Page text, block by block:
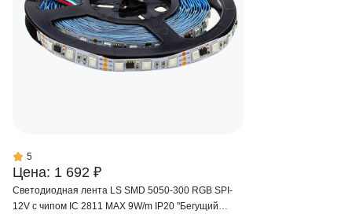
Цена: 1 692 ₽
5
Светодиодная лента LS SMD 5050-300 RGB SPI-
12V с чипом IC 2811 MAX 9W/m IP20 "Бегущий